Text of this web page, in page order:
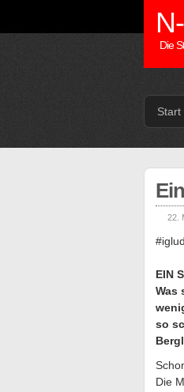
Die
Start
22.
EIN
Was
so
Die